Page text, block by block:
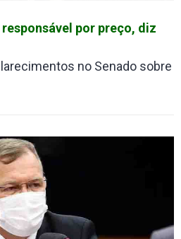
por preço, diz
no Senado sobre